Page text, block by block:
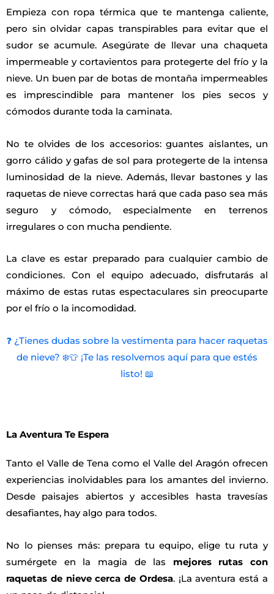
Empieza con ropa térmica que te mantenga caliente,
pero sin olvidar capas transpirables para evitar que el
sudor se acumule. Asegúrate de llevar una chaqueta
impermeable y cortavientos para protegerte del frío y la
nieve. Un buen par de botas de montaña impermeables
es imprescindible para mantener los pies secos y
cómodos durante toda la caminata.
No te olvides de los accesorios: guantes aislantes, un
gorro cálido y gafas de sol para protegerte de la intensa
luminosidad de la nieve. Además, llevar bastones y las
raquetas de nieve correctas hará que cada paso sea más
seguro y cómodo, especialmente en terrenos
irregulares o con mucha pendiente.
La clave es estar preparado para cualquier cambio de
condiciones. Con el equipo adecuado, disfrutarás al
máximo de estas rutas espectaculares sin preocuparte
por el frío o la incomodidad.
❓ ¿Tienes dudas sobre la vestimenta para hacer raquetas
de nieve? ❄️👕 ¡Te las resolvemos aquí para que estés
listo! 📖
La Aventura Te Espera
Tanto el Valle de Tena como el Valle del Aragón ofrecen
experiencias inolvidables para los amantes del invierno.
Desde paisajes abiertos y accesibles hasta travesías
desafiantes, hay algo para todos.
No lo pienses más: prepara tu equipo, elige tu ruta y
sumérgete en la magia de las mejores rutas con
raquetas de nieve cerca de Ordesa. ¡La aventura está a